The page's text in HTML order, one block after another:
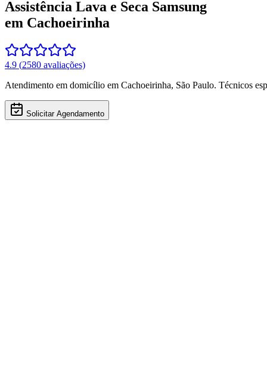
Assistência Lava e Seca Samsung
em Cachoeirinha
4.9 (2580 avaliações)
Atendimento em domicílio em Cachoeirinha, São Paulo. Técnicos
Solicitar Agendamento